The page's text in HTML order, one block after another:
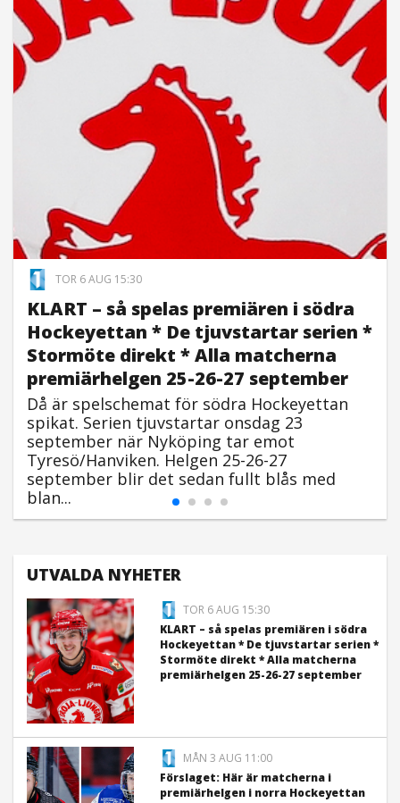
TOR 6 AUG 15:30
KLART – så spelas premiären i södra
Hockeyettan * De tjuvstartar serien *
Stormöte direkt * Alla matcherna
premiärhelgen 25-26-27 september
Då är spelschemat för södra Hockeyettan
spikat. Serien tjuvstartar onsdag 23
september när Nyköping tar emot
Tyresö/Hanviken. Helgen 25-26-27
september blir det sedan fullt blås med
blan...
UTVALDA NYHETER
TOR 6 AUG 15:30
KLART – så spelas premiären i södra
Hockeyettan * De tjuvstartar serien *
Stormöte direkt * Alla matcherna
premiärhelgen 25-26-27 september
MÅN 3 AUG 11:00
Förslaget: Här är matcherna i
premiärhelgen i norra Hockeyettan